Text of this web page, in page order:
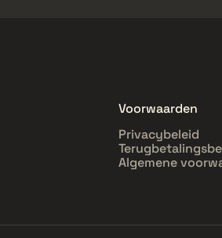
Voorwaarden
Privacybeleid
Algemene